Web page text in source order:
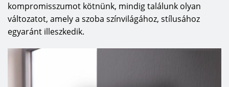
kompromisszumot kötnünk, mindig találunk olyan
változatot, amely a szoba színvilágához, stílusához
egyaránt illeszkedik.